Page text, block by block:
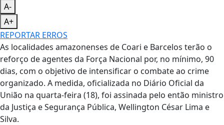
A-
A+
REPORTAR ERROS
As localidades amazonenses de Coari e Barcelos terão o
reforço de agentes da Força Nacional por, no mínimo, 90
dias, com o objetivo de intensificar o combate ao crime
organizado. A medida, oficializada no Diário Oficial da
União na quarta-feira (18), foi assinada pelo então ministro
da Justiça e Segurança Pública, Wellington César Lima e
Silva.